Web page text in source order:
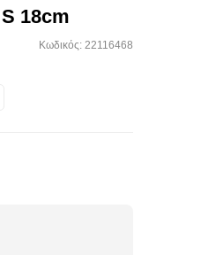
18cm
Κωδικός: 22116468